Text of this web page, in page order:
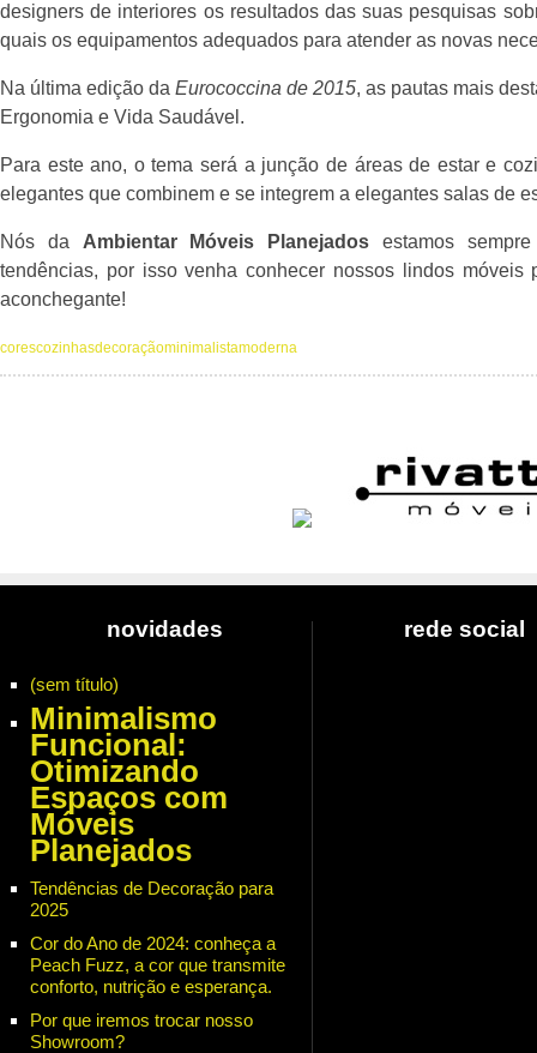
designers de interiores os resultados das suas pesquisas
quais os equipamentos adequados para atender as novas
Na última edição da Eurococcina de 2015, as pautas mais
Ergonomia e Vida Saudável.
Para este ano, o tema será a junção de áreas de estar e
elegantes que combinem e se integrem a elegantes salas de
Nós da Ambientar Móveis Planejados estamos
tendências, por isso venha conhecer nossos lindos
aconchegante!
corescozinhasdecoraçãominimalistamoderna
novidades
(sem título)
Minimalismo
Funcional:
Otimizando
Espaços com
Móveis
Planejados
Tendências de Decoração para
2025
Cor do Ano de 2024: conheça a
Peach Fuzz, a cor que transmite
conforto, nutrição e esperança.
Por que iremos trocar nosso
Showroom?
rede social